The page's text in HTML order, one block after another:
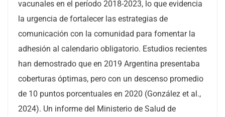
vacunales en el período 2018-2023, lo que evidencia
la urgencia de fortalecer las estrategias de
comunicación con la comunidad para fomentar la
adhesión al calendario obligatorio. Estudios recientes
han demostrado que en 2019 Argentina presentaba
coberturas óptimas, pero con un descenso promedio
de 10 puntos porcentuales en 2020 (González et al.,
2024). Un informe del Ministerio de Salud de